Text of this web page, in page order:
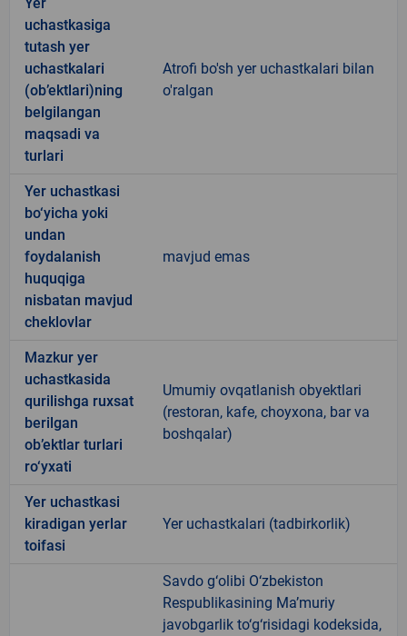
uchastkasiga
tutash yer
uchastkalari
(ob’ektlari)ning
belgilangan
maqsadi va
turlari
Atrofi bo'sh yer uchastkalari bilan
o'ralgan
Yer uchastkasi
bo‘yicha yoki
undan
foydalanish
huquqiga
nisbatan mavjud
cheklovlar
mavjud emas
Mazkur yer
uchastkasida
qurilishga ruxsat
berilgan
ob’ektlar turlari
ro‘yxati
Umumiy ovqatlanish obyektlari
(restoran, kafe, choyxona, bar va
boshqalar)
Yer uchastkasi
kiradigan yerlar
toifasi
Yer uchastkalari (tadbirkorlik)
Savdo g‘olibi O‘zbekiston
Respublikasining Ma’muriy
javobgarlik to‘g‘risidagi kodeksida,